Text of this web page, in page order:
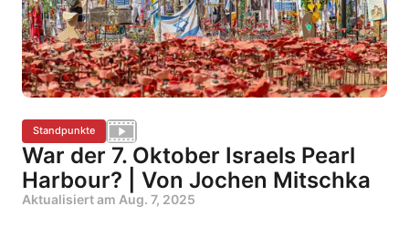
Standpunkte
War der 7. Oktober Israels Pearl
Harbour? | Von Jochen Mitschka
Aktualisiert am Aug. 7, 2025